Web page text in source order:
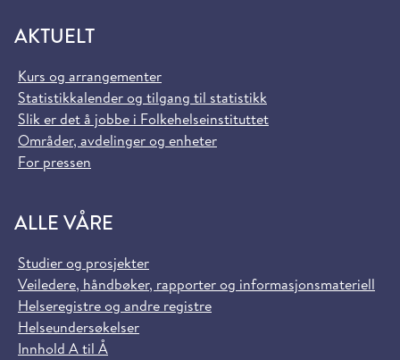
AKTUELT
Kurs og arrangementer
Statistikkalender og tilgang til statistikk
Slik er det å jobbe i Folkehelseinstituttet
Områder, avdelinger og enheter
For pressen
ALLE VÅRE
Studier og prosjekter
Veiledere, håndbøker, rapporter og informasjonsmateriell
Helseregistre og andre registre
Helseundersøkelser
Innhold A til Å